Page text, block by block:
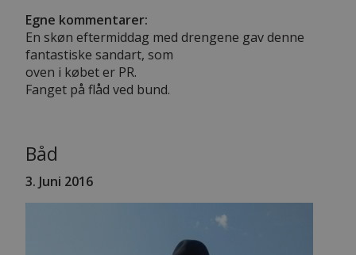
Egne kommentarer:
En skøn eftermiddag med drengene gav denne
fantastiske sandart, som
oven i købet er PR.
Fanget på flåd ved bund.
Båd
3. Juni 2016